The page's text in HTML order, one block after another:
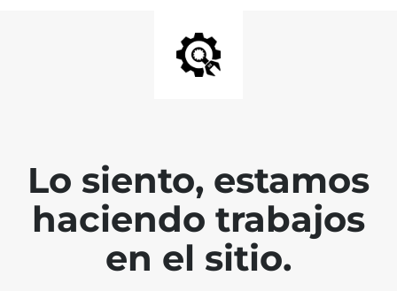
Lo siento, estamos
haciendo trabajos
en el sitio.